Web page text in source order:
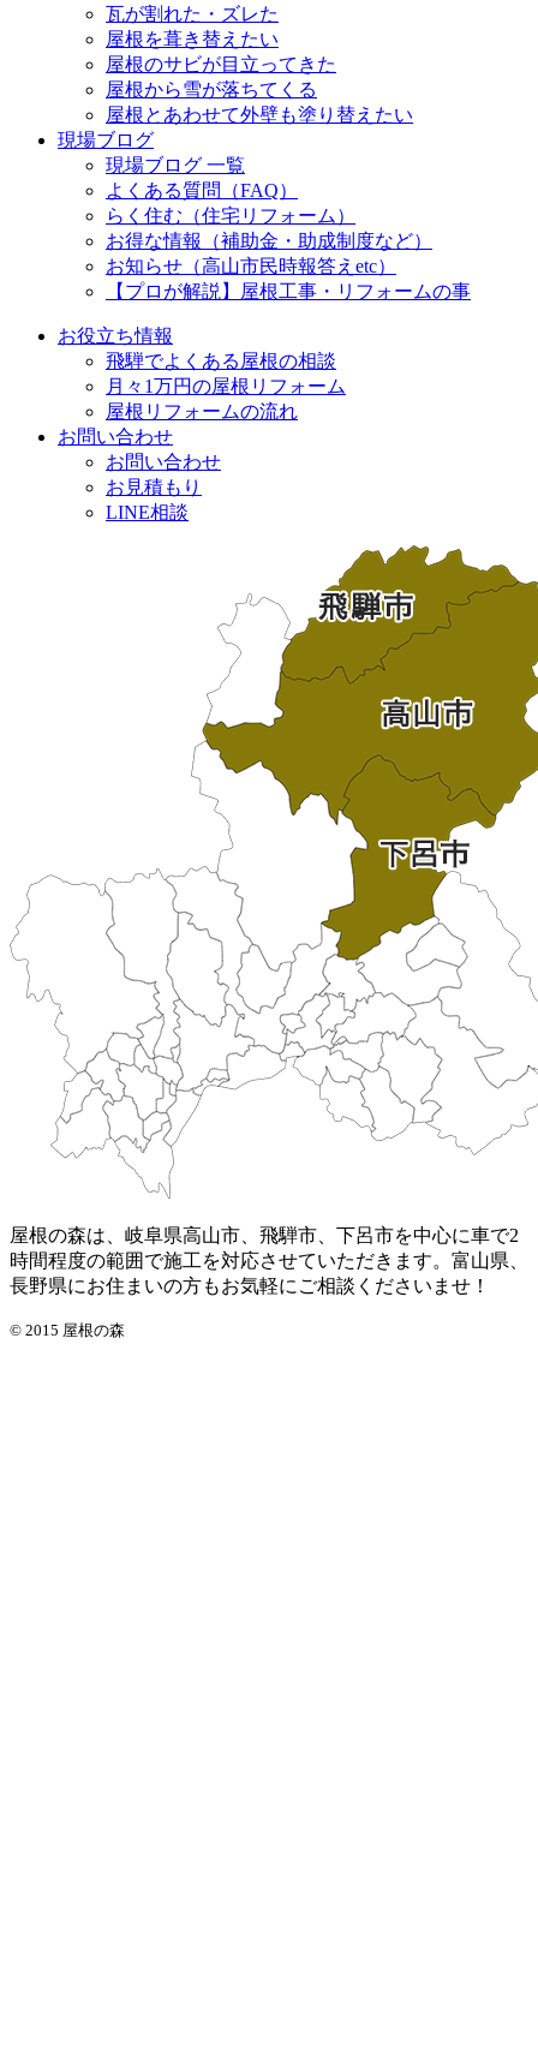
瓦が割れた・ズレた
屋根を葺き替えたい
屋根のサビが目立ってきた
屋根から雪が落ちてくる
屋根とあわせて外壁も塗り替えたい
現場ブログ
現場ブログ 一覧
よくある質問（FAQ）
らく住む（住宅リフォーム）
お得な情報（補助金・助成制度など）
お知らせ（高山市民時報答えetc）
【プロが解説】屋根工事・リフォームの事
お役立ち情報
飛騨でよくある屋根の相談
月々1万円の屋根リフォーム
屋根リフォームの流れ
お問い合わせ
お問い合わせ
お見積もり
LINE相談
屋根の森は、岐阜県高山市、飛騨市、下呂市を中心に車で2
時間程度の範囲で施工を対応させていただきます。富山県、
長野県にお住まいの方もお気軽にご相談くださいませ！
© 2015 屋根の森